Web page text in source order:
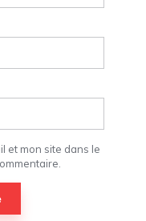
et mon site dans le